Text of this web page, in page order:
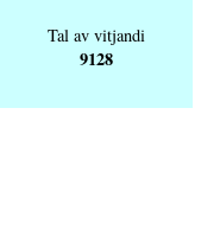
Tal av vitjandi
9128